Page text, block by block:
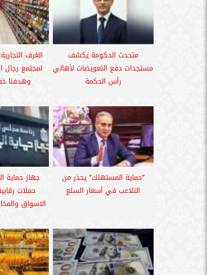
متحدث الحكومة يكشف
مستجدات دفع التعويضات لأهالي
رأس الحكمة
الغرف
لمجتمع رجال
وهدفنا
”حماية المستهلك” يحذر من
التلاعب في أسعار السلع
جهاز
حملات
الاسواق